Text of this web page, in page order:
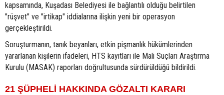
kapsamında, Kuşadası Belediyesi ile bağlantılı olduğu belirtilen
"rüşvet" ve "irtikap" iddialarına ilişkin yeni bir operasyon
gerçekleştirildi.
Soruşturmanın, tanık beyanları, etkin pişmanlık hükümlerinden
yararlanan kişilerin ifadeleri, HTS kayıtları ile Mali Suçları Araştırma
Kurulu (MASAK) raporları doğrultusunda sürdürüldüğü bildirildi.
21 ŞÜPHELİ HAKKINDA GÖZALTI KARARI